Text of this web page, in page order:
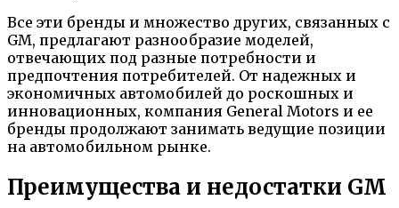
Все эти бренды и множество других, связанных с
GM, предлагают разнообразие моделей,
отвечающих под разные потребности и
предпочтения потребителей. От надежных и
экономичных автомобилей до роскошных и
инновационных, компания General Motors и ее
бренды продолжают занимать ведущие позиции
на автомобильном рынке.
Преимущества и недостатки GM